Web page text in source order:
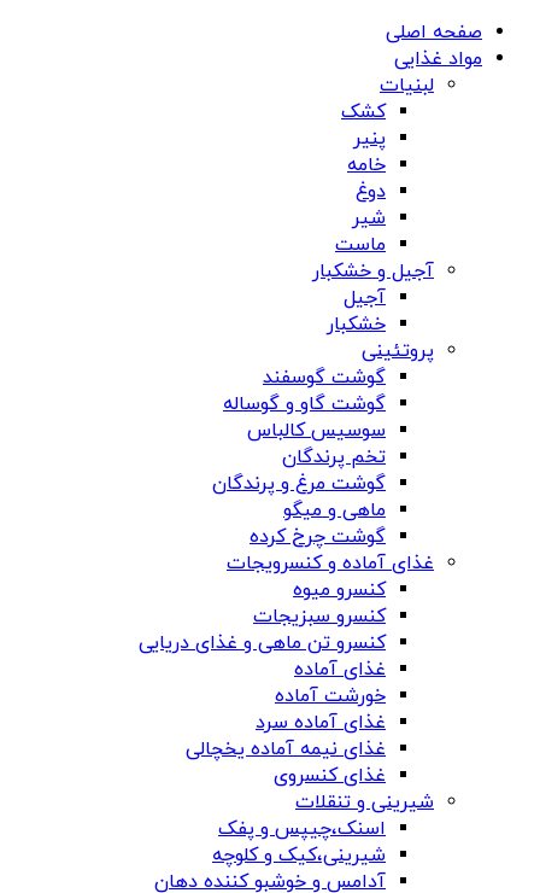
صفحه اصلی
مواد غذایی
لبنیات
کشک
پنیر
خامه
دوغ
شیر
ماست
آجیل و خشکبار
آجیل
خشکبار
پروتئینی
گوشت گوسفند
گوشت گاو و گوساله
سوسیس کالباس
تخم پرندگان
گوشت مرغ و پرندگان
ماهی و میگو
گوشت چرخ کرده
غذای آماده و کنسرویجات
کنسرو میوه
کنسرو سبزیجات
کنسرو تن ماهی و غذای دریایی
غذای آماده
خورشت آماده
غذای آماده سرد
غذای نیمه آماده یخچالی
غذای کنسروی
شیرینی و تنقلات
اسنک،چیپس و پفک
شیرینی،کیک و کلوچه
آدامس و خوشبو کننده دهان